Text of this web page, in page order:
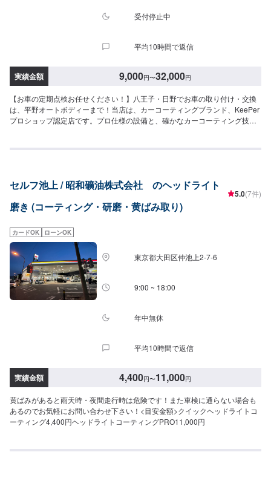
受付停止中
平均10時間で返信
実績金額 9,000円〜32,000円
【お車の定期点検お任せください！】八王子・日野でお車の取り付け・交換
は、平野オートボディーまで！当店は、カーコーティングブランド、KeePer
プロショップ認定店です。プロ仕様の設備と、確かなカーコーティング技術
なものまで、幅広い価格帯のメニューで、お客様の希望に合わせた施工を致
実績！幅広いコーティングメニューをご用意しております<平野オートボディ
ーならここが安心>✔️自動車整備の確かな技術✔️整備は柔軟な対応が可能✔️選
べるお支払い方法<作業の流れ>(1)オファーにてお問い合わせ・日程調整(2)入
ています。お車の作業中は代車をご利用ください。※代車の燃料代はお客様に
ご負担いただいております。※内容などにより貸し出し出来かねる場合もござ
います。<営業時間>9:30~18:00
セルフ池上 / 昭和礦油株式会社 のヘッドライト
磨き (コーティング・研磨・黄ばみ取り)
5.0(7件)
カードOK ローンOK
東京都大田区仲池上2-7-6
9:00 ~ 18:00
年中無休
平均10時間で返信
実績金額 4,400円〜11,000円
黄ばみがあると雨天時・夜間走行時は危険です！また車検に通らない場合も
あるのでお気軽にお問い合わせ下さい！<目安金額>クイックヘッドライトコ
ーティング4,400円ヘッドライトコーティングPRO11,000円